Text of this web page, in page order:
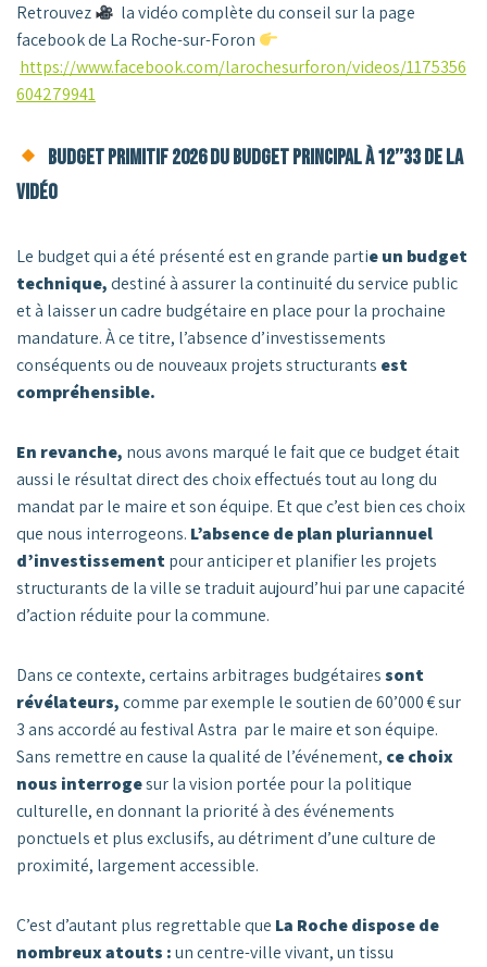
Retrouvez
la vidéo complète du conseil sur la page
facebook de La Roche-sur-Foron
https://www.facebook.com/larochesurforon/videos/1175356
604279941
Budget primitif 2026 du budget principal à 12’’33 de la
vidéo
Le budget qui a été présenté est en grande partie un budget
technique,destiné à assurer la continuité du service public
et à laisser un cadre budgétaire en place pour la prochaine
mandature. À ce titre, l’absence d’investissements
conséquents ou de nouveaux projets structurants est
compréhensible.
En revanche, nous avons marqué le fait que ce budget était
aussi le résultat direct des choix effectués tout au long du
mandat par le maire et son équipe. Et que c’est bien ces choix
que nous interrogeons. L’absence de plan pluriannuel
d’investissementpour anticiper et planifier les projets
structurants de la ville se traduit aujourd’hui par une capacité
d’action réduite pour la commune.
Dans ce contexte, certains arbitrages budgétairessont
révélateurs,comme par exemple le soutien de 60’000 € sur
3 ans accordé au festival Astra par le maire et son équipe.
Sans remettre en cause la qualité de l’événement, ce choix
nous interrogesur la vision portée pour la politique
culturelle, en donnant la priorité à des événements
ponctuels et plus exclusifs, au détriment d’une culture de
proximité, largement accessible.
C’est d’autant plus regrettable que La Roche dispose de
nombreux atouts :un centre-ville vivant, un tissu